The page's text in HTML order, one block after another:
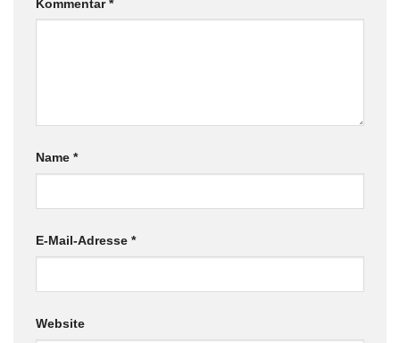
Kommentar*
Name *
E-Mail-Adresse *
Website